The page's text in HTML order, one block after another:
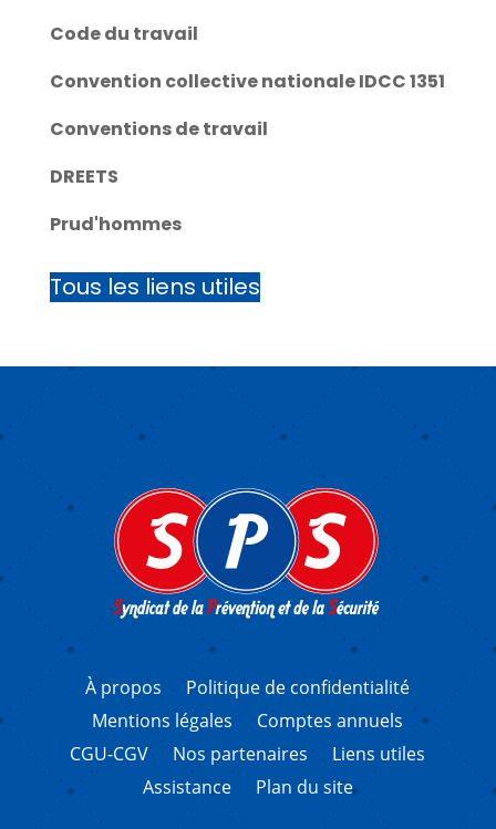
Code du travail
Convention collective nationale IDCC 1351
Conventions de travail
DREETS
Prud'hommes
Tous les liens utiles
À propos
Politique de confidentialité
Mentions légales
Comptes annuels
CGU-CGV
Nos partenaires
Liens utiles
Assistance
Plan du site